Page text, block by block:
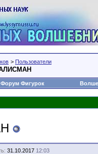
> Пользователи
Форум Фигурок
31.10.2017 12:03